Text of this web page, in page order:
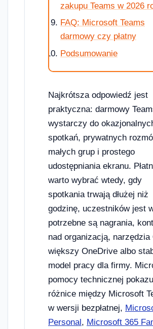
zakupu Teams w 2026
FAQ: Microsoft Teams
darmowy czy płatny
Podsumowanie
Najkrótsza odpowiedź jest
praktyczna: darmowy
wystarczy do
spotkań, prywatnych
małych grup i prostego
udostępniania ekranu.
warto wybrać wtedy, gdy
spotkania trwają dłużej niż
godzinę, uczestników jest
potrzebne są nagrania,
nad organizacją, narzędzia
większy OneDrive albo
model pracy dla firmy.
pomocy technicznej
różnice między Microsoft
w wersji bezpłatnej,
Personal, Microsoft 365